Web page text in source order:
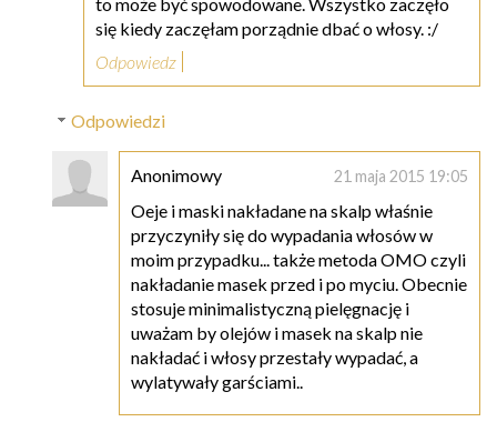
to może być spowodowane. Wszystko zaczęło
się kiedy zaczęłam porządnie dbać o włosy. :/
Odpowiedz
Odpowiedzi
Anonimowy 21 maja 2015 19:05
Oeje i maski nakładane na skalp właśnie
przyczyniły się do wypadania włosów w
moim przypadku... także metoda OMO czyli
nakładanie masek przed i po myciu. Obecnie
stosuje minimalistyczną pielęgnację i
uważam by olejów i masek na skalp nie
nakładać i włosy przestały wypadać, a
wylatywały garściami..